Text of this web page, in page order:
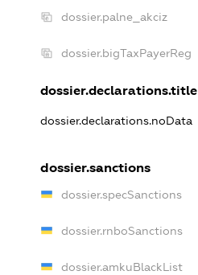
dossier.palne_akciz
dossier.bigTaxPayerReg
dossier.declarations.title
dossier.declarations.noData
dossier.sanctions
dossier.specSanctions
dossier.rnboSanctions
dossier.amkuBlackList